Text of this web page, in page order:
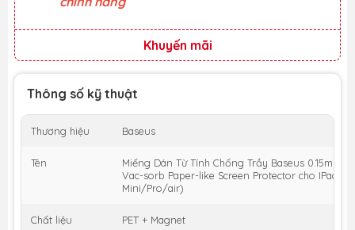
Khuyến mãi
Thông số kỹ thuật
Thương hiệu Baseus
Tên
Miếng Dán Từ Tính Chống Trầy Baseus 0.15mm
Vac-sorb Paper-like Screen Protector cho IPad
Mini/Pro/air)
Chất liệu PET + Magnet